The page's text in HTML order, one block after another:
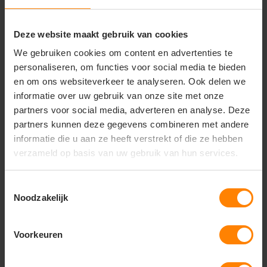
Deze website maakt gebruik van cookies
We gebruiken cookies om content en advertenties te
personaliseren, om functies voor social media te bieden
en om ons websiteverkeer te analyseren. Ook delen we
informatie over uw gebruik van onze site met onze
partners voor social media, adverteren en analyse. Deze
partners kunnen deze gegevens combineren met andere
informatie die u aan ze heeft verstrekt of die ze hebben
verzameld op basis van uw gebruik van hun services.
Noodzakelijk
Voorkeuren
• Type: heren T-shirt
• Stofgewicht: 190 g/m²
• Regular fit
• Rib halsboord met elastaan
• Verstevigingsband in de nek
• Rondgebreid (geen zijnaden)
• Ruime kleurkeuze
• Comfortabel en duurzaam
Vragen? Neem contact
klantenservice
call